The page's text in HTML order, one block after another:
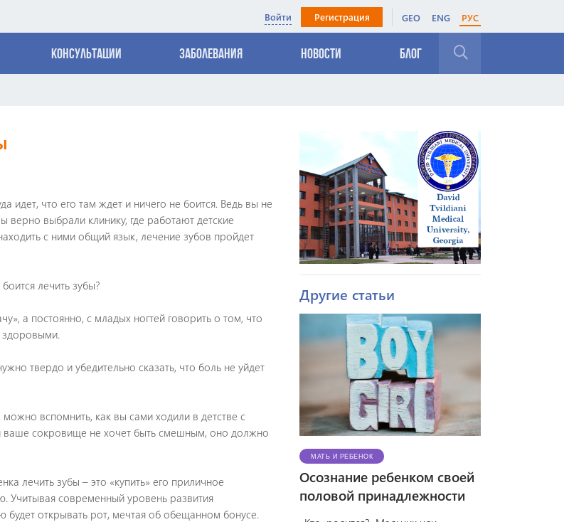
Войти Регистрация GEO ENG РУС
Консультации Заболевания Новости Блог
идет, что его там ждет и ничего не боится. Ведь вы не
выбрали клинику, где работают детские
с ними общий язык, лечение зубов пройдет
лечить зубы?
а постоянно, с младых ногтей говорить о том, что
здоровыми.
твердо и убедительно сказать, что боль не уйдет
можно вспомнить, как вы сами ходили в детстве с
сокровище не хочет быть смешным, оно должно
лечить зубы – это «купить» его приличное
Учитывая современный уровень развития
будет открывать рот, мечтая об обещанном бонусе.
Другие статьи
МАТЬ И РЕБЕНОК
Осознание ребенком своей
половой принадлежности